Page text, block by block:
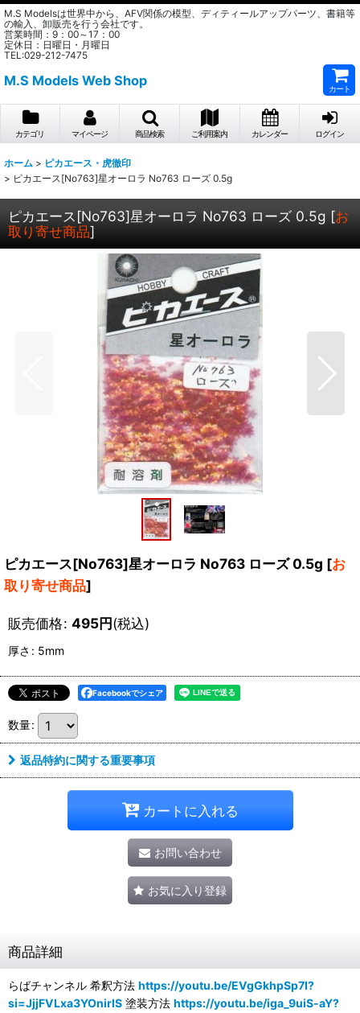
M.S Modelsは世界中から、AFV関係の模型、ディティールアップパーツ、書籍等
の輸入、卸販売を行う会社です。
営業時間：9：00～17：00
定休日：日曜日・月曜日
TEL:029-212-7475
M.S Models Web Shop
カート
カテゴリ マイページ 商品検索 ご利用案内 カレンダー ログイン
ホーム > ピカエース・虎徹印
> ピカエース[No763]星オーロラ No763 ローズ 0.5g
ピカエース[No763]星オーロラ No763 ローズ 0.5g [お
取り寄せ商品]
ピカエース[No763]星オーロラ No763 ローズ 0.5g [お
取り寄せ商品]
販売価格: 495円(税込)
厚さ : 5mm
Facebookでシェア
数量:
返品特約に関する重要事項
カートに入れる
お問い合わせ
お気に入り登録
商品詳細
らばチャンネル 希釈方法 https://youtu.be/EVgGkhpSp7I?
si=JjjFVLxa3YOnirlS 塗装方法 https://youtu.be/iga_9uiS-aY?